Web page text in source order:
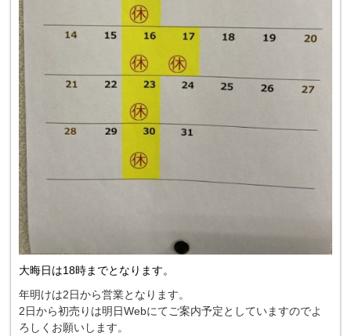
大晦日は18時までとなります。
年明けは2日から営業となります。
2日から初売りは明日Webにてご案内予定としていますのでよ
ろしくお願いします。